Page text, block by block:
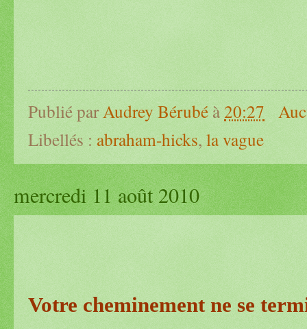
Publié parAudrey Bérubé à 20:27
Libellés : abraham-hicks, la vague
mercredi 11 août 2010
Votre cheminement ne se